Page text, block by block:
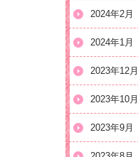
2024年2月
2024年1月
2023年12月
2023年10月
2023年9月